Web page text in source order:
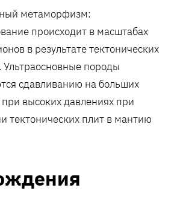
метаморфизм:
происходит в масштабах
в результате тектонических
Ультраосновные породы
сдавливанию на больших
при высоких давлениях при
тектонических плит в мантию